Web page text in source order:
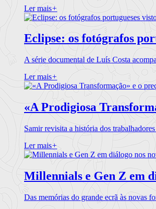
Ler mais+
Eclipse: os fotógrafos
A série documental de Luís Costa
Ler mais+
«A Prodigiosa
Samir revisita a história dos
Ler mais+
Millennials e Gen Z em
Das memórias do grande ecrã às novas